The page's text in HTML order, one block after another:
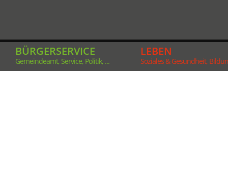
BÜRGERSERVICE
Gemeindeamt, Service, Politik, ...
LEBEN
Soziales & Gesundheit,